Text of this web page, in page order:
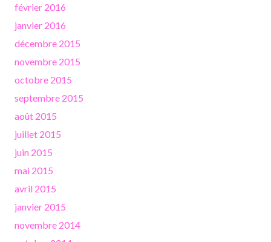
février 2016
janvier 2016
décembre 2015
novembre 2015
octobre 2015
septembre 2015
août 2015
juillet 2015
juin 2015
mai 2015
avril 2015
janvier 2015
novembre 2014